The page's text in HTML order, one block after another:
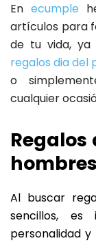
En ecumple
artículos para
de tu vida, ya
regalos dia del
o
cualquier
hombres
Al buscar
sencillos,
personalidad